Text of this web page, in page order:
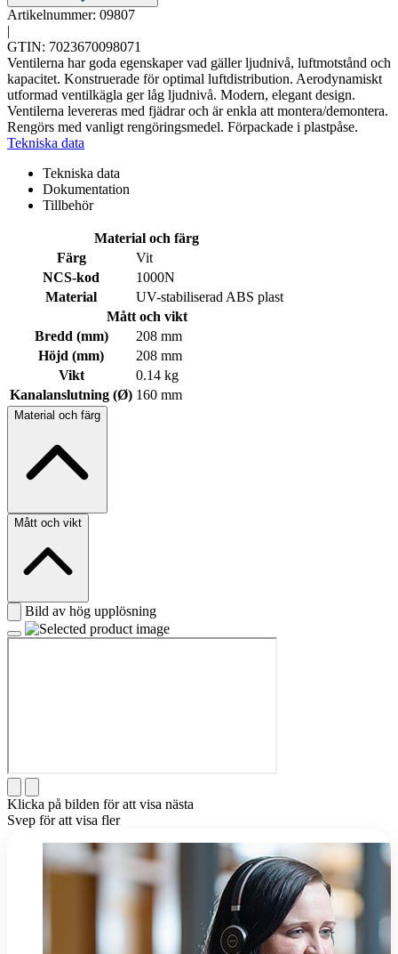
Artikelnummer: 09807
|
GTIN: 7023670098071
Ventilerna har goda egenskaper vad gäller ljudnivå, luftmotstånd och
kapacitet. Konstruerade för optimal luftdistribution. Aerodynamiskt
utformad ventilkägla ger låg ljudnivå. Modern, elegant design.
Ventilerna levereras med fjädrar och är enkla att montera/demontera.
Rengörs med vanligt rengöringsmedel. Förpackade i plastpåse.
Tekniska data
Tekniska data
Dokumentation
Tillbehör
Material och färg
Färg
Vit
NCS-kod
1000N
Material
UV-stabiliserad ABS plast
Mått och vikt
Bredd (mm)
208 mm
Höjd (mm)
208 mm
Vikt
0.14 kg
Kanalanslutning (Ø) 160 mm
Material och färg
Mått och vikt
Bild av hög upplösning
Klicka på bilden för att visa nästa
Svep för att visa fler